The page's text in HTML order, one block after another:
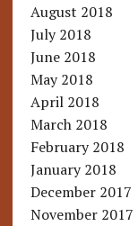
August 2018
July 2018
June 2018
May 2018
April 2018
March 2018
February 2018
January 2018
December 2017
November 2017